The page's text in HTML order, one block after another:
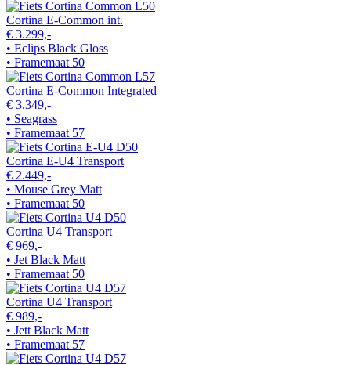
Cortina E-Common int.
€ 3.299,-
• Eclips Black Gloss
• Framemaat 50
Cortina E-Common Integrated
€ 3.349,-
• Seagrass
• Framemaat 57
Cortina E-U4 Transport
€ 2.449,-
• Mouse Grey Matt
• Framemaat 50
Cortina U4 Transport
€ 969,-
• Jet Black Matt
• Framemaat 50
Cortina U4 Transport
€ 989,-
• Jett Black Matt
• Framemaat 57